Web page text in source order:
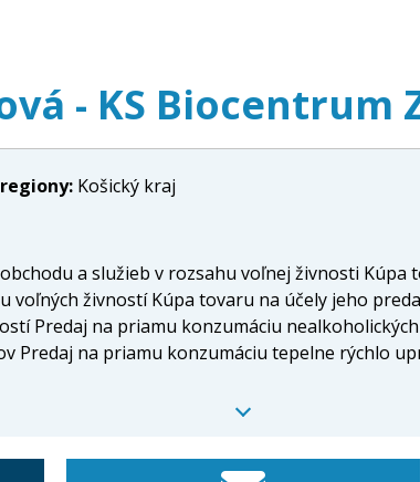
- KS Biocentrum
Košický kraj
a služieb v rozsahu voľnej živnosti
voľných živností Kúpa tovaru na účely jeho
Predaj na priamu konzumáciu
Predaj na priamu konzumáciu tepelne rýchlo